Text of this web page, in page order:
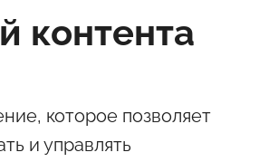
контента
которое позволяет
и управлять